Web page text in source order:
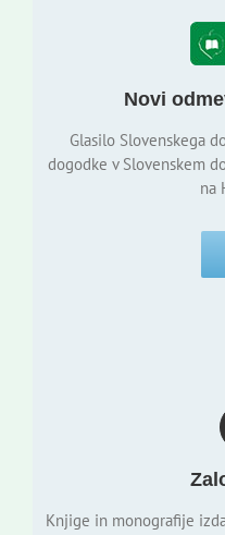
Novi
Glasilo Slovenskega
dogodke v Slovenskem
na
Knjige in monografije